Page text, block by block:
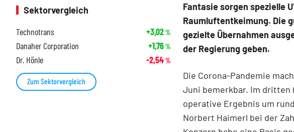
Fantasie sorgen spezielle
Raumluftentkeimung. Die
gezielte Übernahmen
der Regierung geben.
Die Corona-Pandemie
Juni bemerkbar. Im dritten
operative Ergebnis um
Norbert Haimerl bei der
Sektorvergleich
Technotrans
+3,02%
Danaher Corporation +1,76%
Dr. Hönle -2,54%
Zum Sektorvergleich